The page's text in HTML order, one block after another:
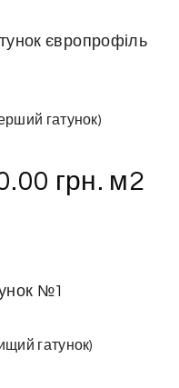
гатунок)
грн. м2
гатунок)